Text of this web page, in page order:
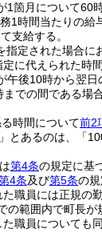
1箇月について60
1時間当たりの給
支給する。
指定された場合に
に代えられた時
午後10時から翌
での間である場
時間について前2
あるのは、「
第4条の規定に基
4条及び第5条の
職員には正規の
範囲内で町長
職員についても同